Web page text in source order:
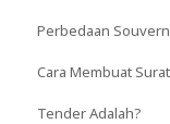
Perbedaan
Cara Membuat
Tender Adalah?